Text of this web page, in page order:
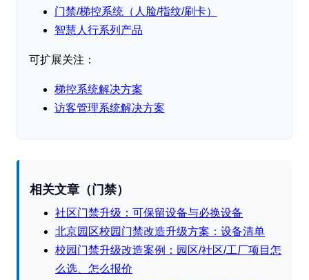
门禁/梯控系统（人脸/指纹/刷卡）
智慧人行系列产品
可扩展关注：
梯控系统解决方案
访客管理系统解决方案
相关文章（门禁）
社区门禁升级：可保留设备与必换设备
北京园区校园门禁改造升级方案：设备清单
校园门禁升级改造案例：园区/社区/工厂项目怎
么选、怎么报价